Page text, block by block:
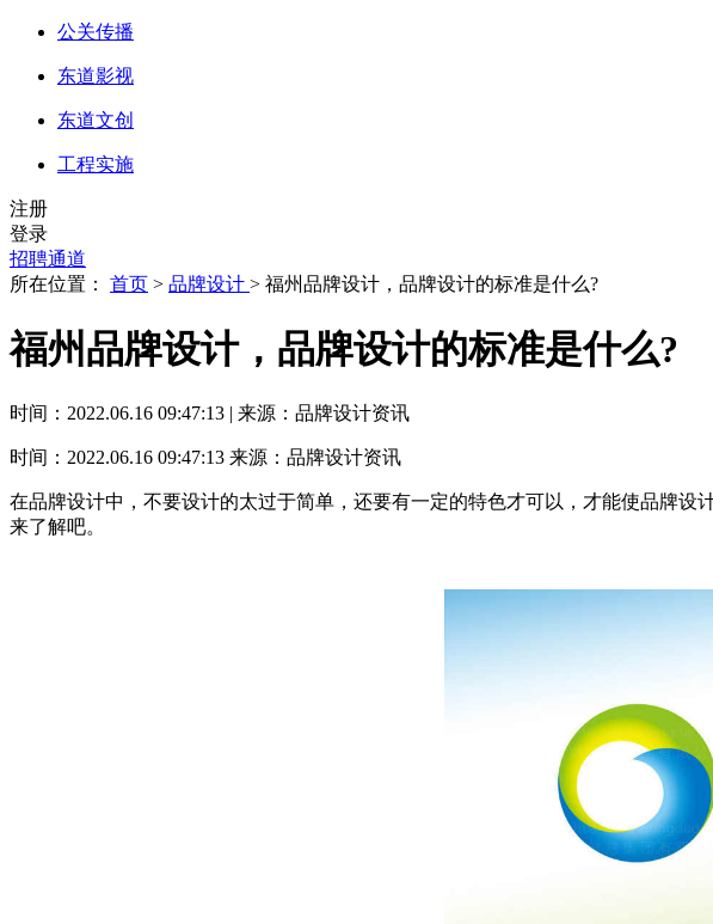
公关传播
东道影视
东道文创
工程实施
注册
登录
招聘通道
所在位置： 首页 > 品牌设计 > 福州品牌设计，品牌设计的标准是什么?
福州品牌设计，品牌设计的标准是什么?
时间：2022.06.16 09:47:13 | 来源：品牌设计资讯
时间：2022.06.16 09:47:13 来源：品牌设计资讯
在品牌设计中，不要设计的太过于简单，还要有一定的特色才可以，才能使品牌
来了解吧。